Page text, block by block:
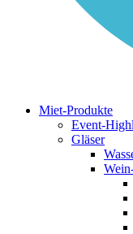
Miet-Produkte
Event-
Gläser